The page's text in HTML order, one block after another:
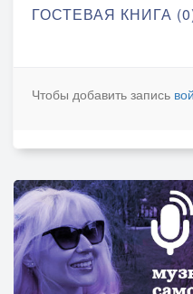
ГОСТЕВАЯ КНИГА
Чтобы добавить запись